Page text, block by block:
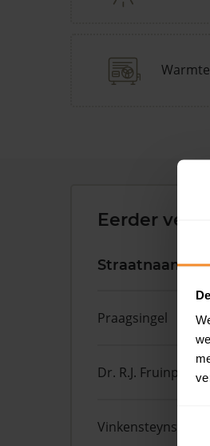
Eerder
Straatnaam
Praagsingel
Dr. R.J.
Vinkensteynstraat